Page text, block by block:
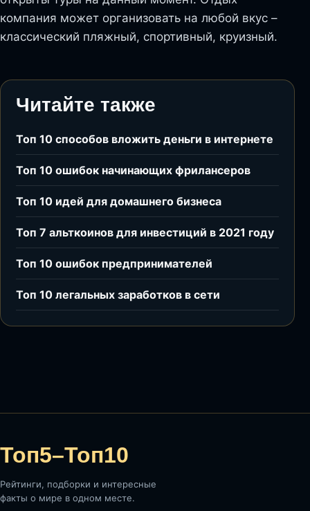
компания может организовать на любой вкус –
классический пляжный, спортивный, круизный.
Читайте также
Топ 10 способов вложить деньги в интернете
Топ 10 ошибок начинающих фрилансеров
Топ 10 идей для домашнего бизнеса
Топ 7 альткоинов для инвестиций в 2021 году
Топ 10 ошибок предпринимателей
Топ 10 легальных заработков в сети
Топ5–Топ10
Рейтинги, подборки и интересные
факты о мире в одном месте.